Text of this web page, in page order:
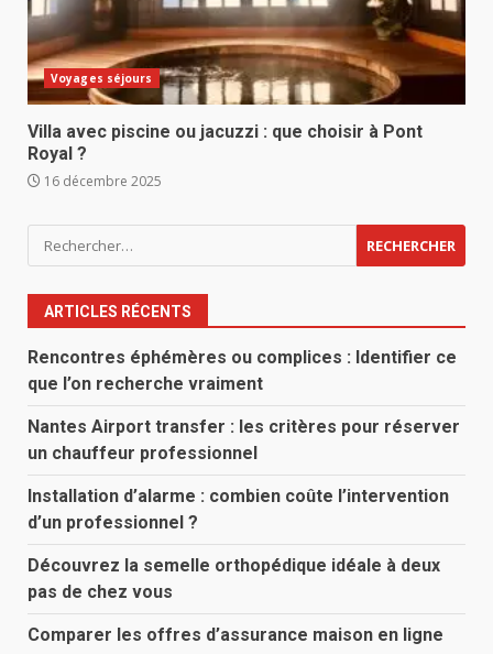
Voyages séjours
Villa avec piscine ou jacuzzi : que choisir à Pont
Royal ?
16 décembre 2025
Rechercher :
ARTICLES RÉCENTS
Rencontres éphémères ou complices : Identifier ce
que l’on recherche vraiment
Nantes Airport transfer : les critères pour réserver
un chauffeur professionnel
Installation d’alarme : combien coûte l’intervention
d’un professionnel ?
Découvrez la semelle orthopédique idéale à deux
pas de chez vous
Comparer les offres d’assurance maison en ligne